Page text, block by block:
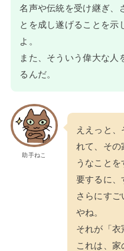
名声や伝統を受け継ぎ、
とを成し遂げることを示
よ。
また、そういう偉大な人
るんだ。
助手ねこ
ええっと
れて、その
うなことを
要するに、
さらにす
やね。
それが「衣
これは、